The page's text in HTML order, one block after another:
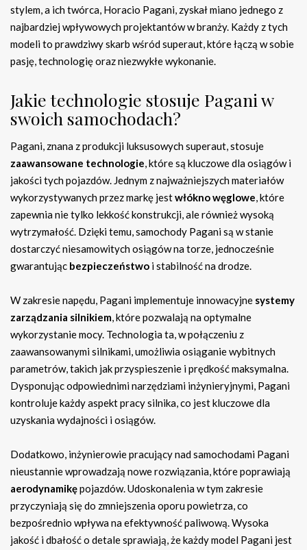
stylem, a ich twórca, Horacio Pagani, zyskał miano jednego z
najbardziej wpływowych projektantów w branży. Każdy z tych
modeli to prawdziwy skarb wśród superaut, które łączą w sobie
pasję, technologię oraz niezwykłe wykonanie.
Jakie technologie stosuje Pagani w
swoich samochodach?
Pagani, znana z produkcji luksusowych superaut, stosuje
zaawansowane technologie, które są kluczowe dla osiągów i
jakości tych pojazdów. Jednym z najważniejszych materiałów
wykorzystywanych przez markę jestwłókno węglowe, które
zapewnia nie tylko lekkość konstrukcji, ale również wysoką
wytrzymałość. Dzięki temu, samochody Pagani są w stanie
dostarczyć niesamowitych osiągów na torze, jednocześnie
gwarantując bezpieczeństwo i stabilność na drodze.
W zakresie napędu, Pagani implementuje innowacyjne systemy
zarządzania silnikiem, które pozwalają na optymalne
wykorzystanie mocy. Technologia ta, w połączeniu z
zaawansowanymi silnikami, umożliwia osiąganie wybitnych
parametrów, takich jak przyspieszenie i prędkość maksymalna.
Dysponując odpowiednimi narzędziami inżynieryjnymi, Pagani
kontroluje każdy aspekt pracy silnika, co jest kluczowe dla
uzyskania wydajności i osiągów.
Dodatkowo, inżynierowie pracujący nad samochodami Pagani
nieustannie wprowadzają nowe rozwiązania, które poprawiają
aerodynamikępojazdów. Udoskonalenia w tym zakresie
przyczyniają się do zmniejszenia oporu powietrza, co
bezpośrednio wpływa na efektywność paliwową. Wysoka
jakość i dbałość o detale sprawiają, że każdy model Pagani jest